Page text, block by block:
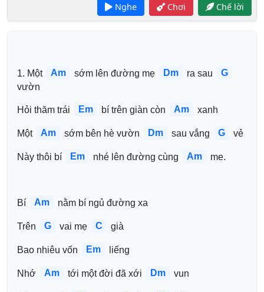
Nghe Chơi Chế lời
1. Một Am sớm lên đường mẹ Dm ra sau
G
vườn
Hỏi thăm trái Em bí trên giàn còn Am xanh
Một Am sớm bên hè vườn Dm sau vắng G vẻ
Này thôi bí Em nhé lên đường cùng Am me.
Bí Am nằm bí ngủ đường xa
Trên G vai mẹ C già
Bao nhiêu vốn Em liếng
Nhớ Am tới một đời đã xới Dm vun